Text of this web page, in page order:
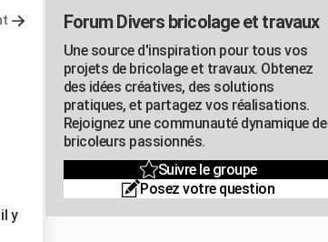
y
Forum Divers bricolage et travaux
Une source d'inspiration pour tous vos
projets de bricolage et travaux. Obtenez
des idées créatives, des solutions
pratiques, et partagez vos réalisations.
Rejoignez une communauté dynamique de
bricoleurs passionnés.
Suivre le groupe
Posez votre question